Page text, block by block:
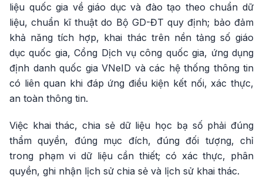
liệu quốc gia về giáo dục và đào tạo theo chuẩn dữ
liệu, chuẩn kĩ thuật do Bộ GD-ĐT quy định; bảo đảm
khả năng tích hợp, khai thác trên nền tảng số giáo
dục quốc gia, Cổng Dịch vụ công quốc gia, ứng dụng
định danh quốc gia VNeID và các hệ thống thông tin
có liên quan khi đáp ứng điều kiện kết nối, xác thực,
an toàn thông tin.
Việc khai thác, chia sẻ dữ liệu học bạ số phải đúng
thẩm quyền, đúng mục đích, đúng đối tượng, chỉ
trong phạm vi dữ liệu cần thiết; có xác thực, phân
quyền, ghi nhận lịch sử chia sẻ và lịch sử khai thác.